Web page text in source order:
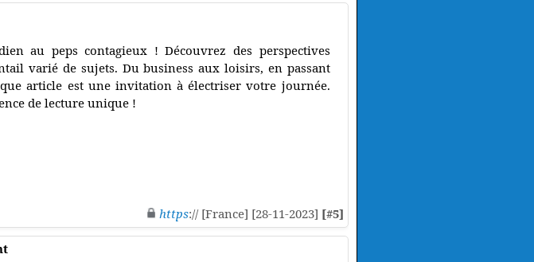
au peps contagieux ! Découvrez des perspectives
varié de sujets. Du business aux loisirs, en passant
article est une invitation à électriser votre journée.
de lecture unique !
https:// [France] [28-11-2023] [#5]